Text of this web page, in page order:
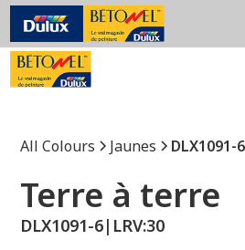
All Colours Jaunes DLX1091-6
Terre à terre
DLX1091-6| LRV:30